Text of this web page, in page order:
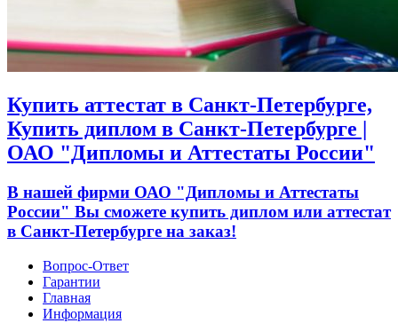
Купить аттестат в Санкт-Петербурге,
Купить диплом в Санкт-Петербурге |
ОАО "Дипломы и Аттестаты России"
В нашей фирми ОАО "Дипломы и Аттестаты
России" Вы сможете купить диплом или аттестат
в Санкт-Петербурге на заказ!
Вопрос-Ответ
Гарантии
Главная
Информация